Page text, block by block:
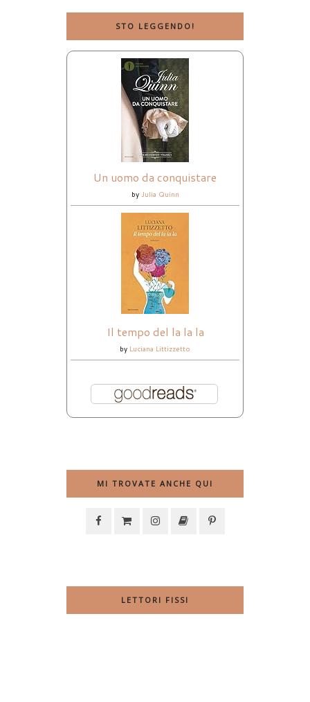
STO LEGGENDO!
Un uomo da conquistare
by Julia Quinn
Il tempo del la la la
by Luciana Littizzetto
MI TROVATE ANCHE QUI
LETTORI FISSI